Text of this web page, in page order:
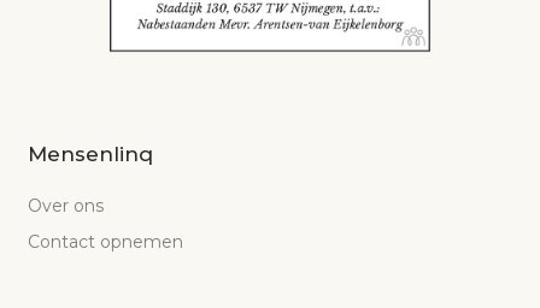
Mensenlinq
Over ons
Contact opnemen